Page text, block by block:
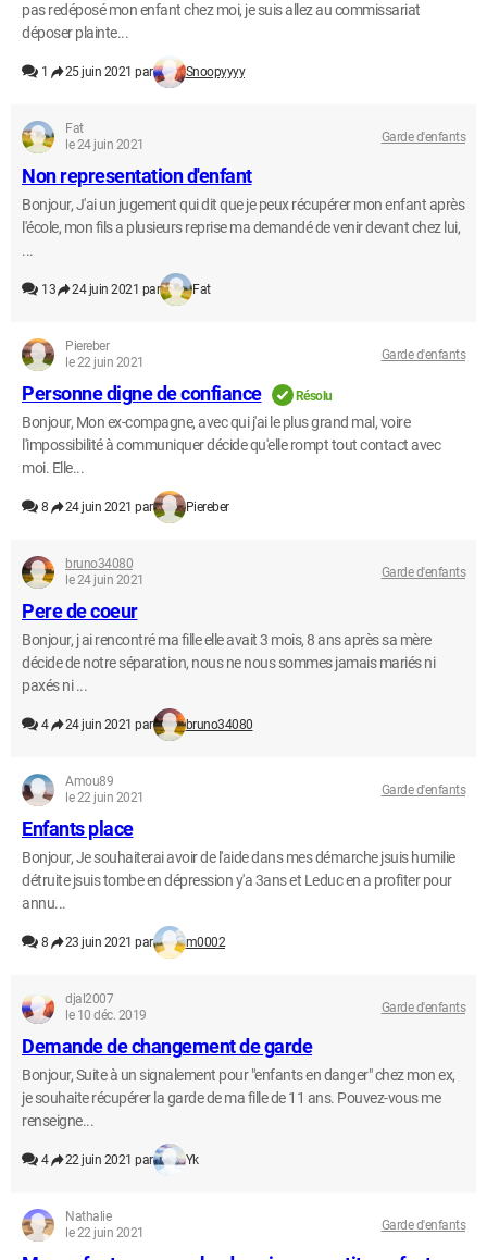
pas redéposé mon enfant chez moi, je suis allez au commissariat
déposer plainte...
1 25 juin 2021 par Snoopyyyy
Fat
le 24 juin 2021
Garde d'enfants
Non representation d'enfant
Bonjour, J'ai un jugement qui dit que je peux récupérer mon enfant après
l'école, mon fils a plusieurs reprise ma demandé de venir devant chez lui,
...
13 24 juin 2021 par Fat
Piereber
le 22 juin 2021
Garde d'enfants
Personne digne de confiance Résolu
Bonjour, Mon ex-compagne, avec qui j'ai le plus grand mal, voire
l'impossibilité à communiquer décide qu'elle rompt tout contact avec
moi. Elle...
8 24 juin 2021 par Piereber
bruno34080
le 24 juin 2021
Garde d'enfants
Pere de coeur
Bonjour, j ai rencontré ma fille elle avait 3 mois, 8 ans après sa mère
décide de notre séparation, nous ne nous sommes jamais mariés ni
paxés ni ...
4 24 juin 2021 par bruno34080
Amou89
le 22 juin 2021
Garde d'enfants
Enfants place
Bonjour, Je souhaiterai avoir de l'aide dans mes démarche jsuis humilie
détruite jsuis tombe en dépression y'a 3ans et Leduc en a profiter pour
annu...
8 23 juin 2021 par m0002
djal2007
le 10 déc. 2019
Garde d'enfants
Demande de changement de garde
Bonjour, Suite à un signalement pour "enfants en danger" chez mon ex,
je souhaite récupérer la garde de ma fille de 11 ans. Pouvez-vous me
renseigne...
4 22 juin 2021 par Yk
Nathalie
le 22 juin 2021
Garde d'enfants